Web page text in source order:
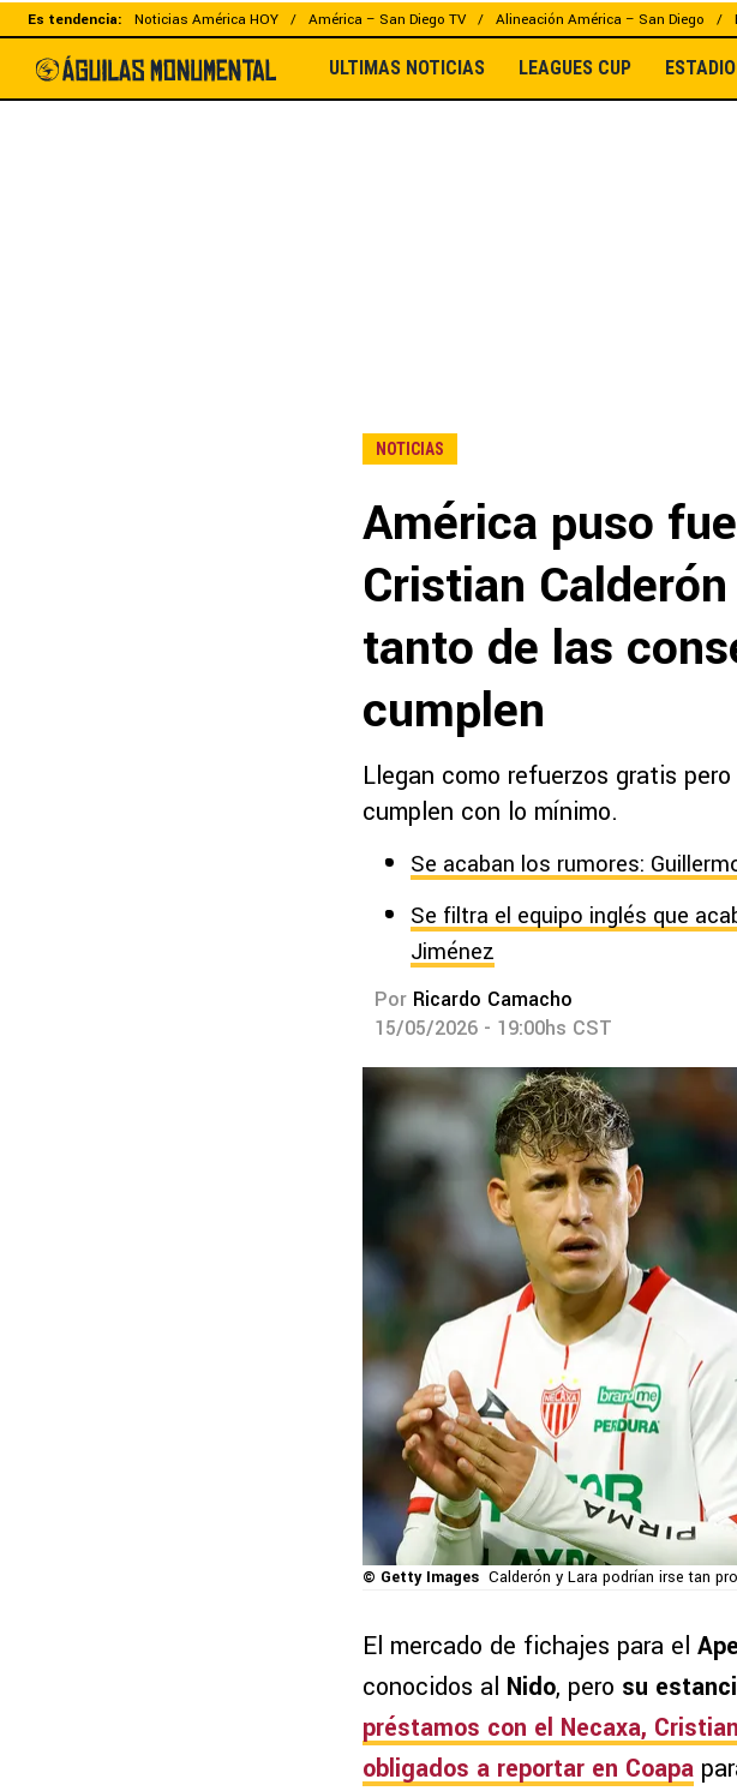
Es tendencia: Noticias América HOY América – San Diego TV Alineación América – San Diego
ULTIMAS NOTICIAS LEAGUES CUP
NOTICIAS
América puso
Cristian
tanto de las
cumplen
Llegan como refuerzos gratis
cumplen con lo mínimo.
Se acaban los rumores:
Se filtra el equipo inglés que
Jiménez
Por Ricardo Camacho
15/05/2026 - 19:00hs CST
© Getty Images Calderón y Lara podrían irse tan
El mercado de fichajes para el
conocidos al Nido, pero su
préstamos con el Necaxa,
obligados a reportar en Coapa